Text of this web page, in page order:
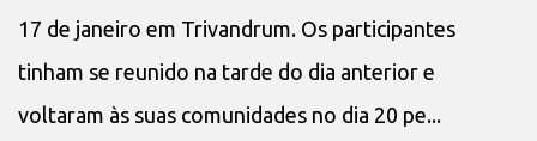
17 de janeiro em Trivandrum. Os participantes
tinham se reunido na tarde do dia anterior e
voltaram às suas comunidades no dia 20 pe...